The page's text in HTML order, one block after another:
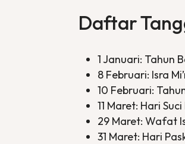
Daftar
1 Januari: Tahun
8 Februari: Isra
10 Februari:
11 Maret: Hari
29 Maret: Wafat
31 Maret: Hari